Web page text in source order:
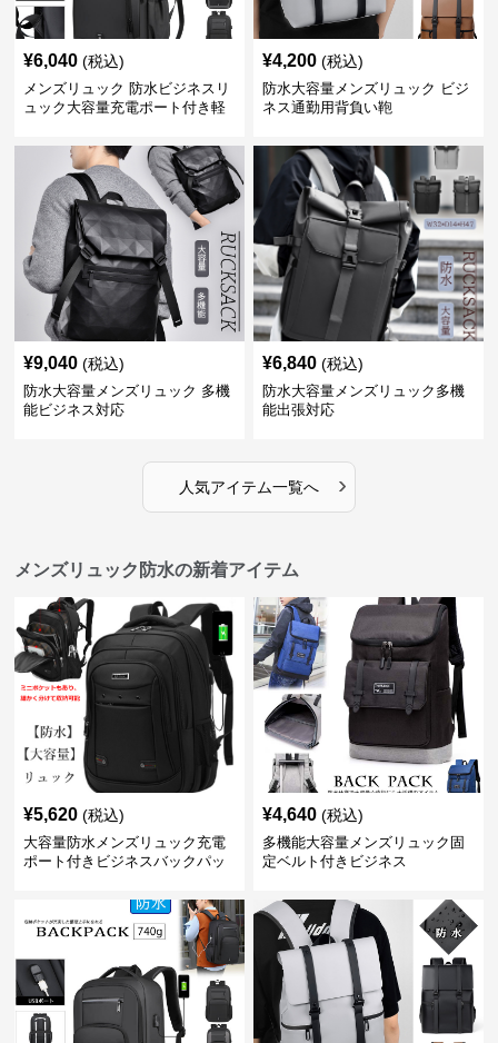
¥6,040 (税込)
メンズリュック 防水ビジネスリ
ュック大容量充電ポート付き軽
¥4,200 (税込)
防水大容量メンズリュック ビジ
ネス通勤用背負い鞄
¥9,040 (税込)
防水大容量メンズリュック 多機
能ビジネス対応
¥6,840 (税込)
防水大容量メンズリュック多機
能出張対応
人気アイテム一覧へ ›
メンズリュック防水の新着アイテム
¥5,620 (税込)
大容量防水メンズリュック充電
ポート付きビジネスバックパッ
¥4,640 (税込)
多機能大容量メンズリュック固
定ベルト付きビジネス